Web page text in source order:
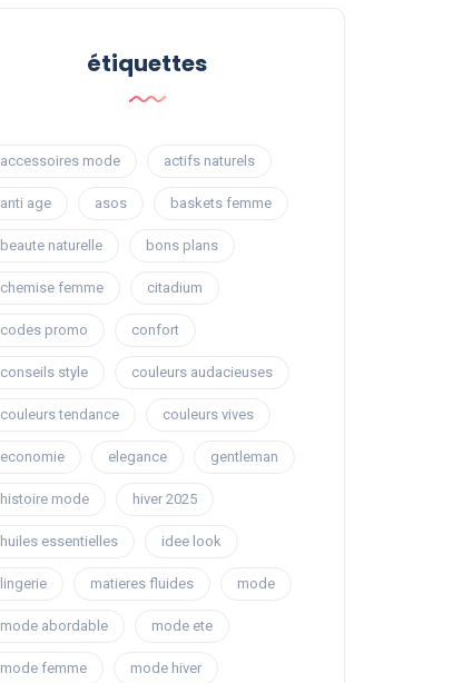
étiquettes
accessoires mode actifs naturels
anti age asos baskets femme
beaute naturelle bons plans
chemise femme citadium
codes promo confort
conseils style couleurs audacieuses
couleurs tendance couleurs vives
economie elegance gentleman
histoire mode hiver 2025
huiles essentielles idee look
lingerie matieres fluides mode
mode abordable mode ete
mode femme mode hiver